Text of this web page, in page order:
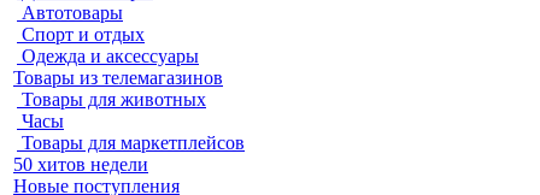
Автотовары
Спорт и отдых
Одежда и аксессуары
Товары из телемагазинов
Товары для животных
Часы
Товары для маркетплейсов
50 хитов недели
Новые поступления